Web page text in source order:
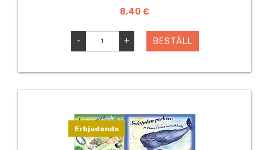
8,40 €
- + BESTÄLL
Erbjudande